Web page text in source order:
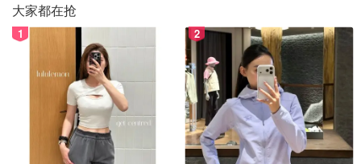
大家都在抢
1 2